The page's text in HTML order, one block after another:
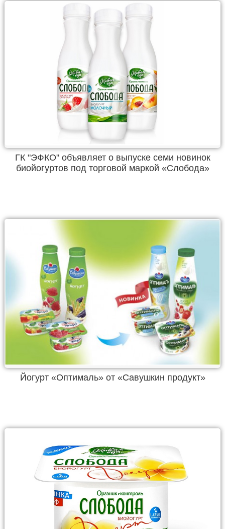
ГК "ЭФКО" объявляет о выпуске семи новинок
биойогуртов под торговой маркой «Слобода»
Йогурт «Оптималь» от «Савушкин продукт»